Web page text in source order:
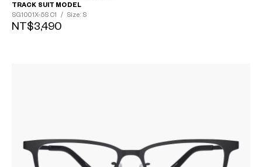
TRACK SUIT MODEL
SG1001X-5S C1 / Size: S
NT$3,490